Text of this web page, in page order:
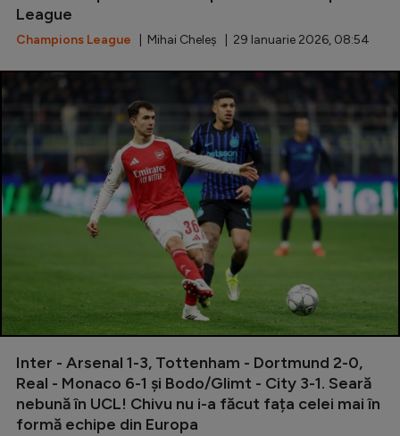
League
Champions League | Mihai Cheleș | 29 Ianuarie 2026, 08:54
Inter - Arsenal 1-3, Tottenham - Dortmund 2-0,
Real - Monaco 6-1 și Bodo/Glimt - City 3-1. Seară
nebună în UCL! Chivu nu i-a făcut fața celei mai în
formă echipe din Europa